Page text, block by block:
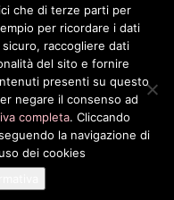
Policy
che di terze parti per
per ricordare i dati
raccogliere dati
del sito e fornire
presenti su questo
negare il consenso ad
completa. Cliccando
la navigazione di
dei cookies